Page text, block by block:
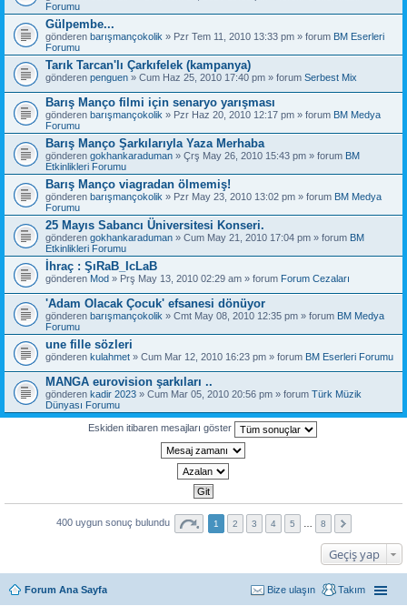
Forumu
Gülpembe...
gönderen barışmançokolik » Pzr Tem 11, 2010 13:33 pm » forum BM Eserleri
Forumu
Tarık Tarcan'lı Çarkıfelek (kampanya)
gönderen penguen » Cum Haz 25, 2010 17:40 pm » forum Serbest Mix
Barış Manço filmi için senaryo yarışması
gönderen barışmançokolik » Pzr Haz 20, 2010 12:17 pm » forum BM Medya
Forumu
Barış Manço Şarkılarıyla Yaza Merhaba
gönderen gokhankaraduman » Çrş May 26, 2010 15:43 pm » forum BM
Etkinlikleri Forumu
Barış Manço viagradan ölmemiş!
gönderen barışmançokolik » Pzr May 23, 2010 13:02 pm » forum BM Medya
Forumu
25 Mayıs Sabancı Üniversitesi Konseri.
gönderen gokhankaraduman » Cum May 21, 2010 17:04 pm » forum BM
Etkinlikleri Forumu
İhraç : ŞıRaB_IcLaB
gönderen Mod » Prş May 13, 2010 02:29 am » forum Forum Cezaları
'Adam Olacak Çocuk' efsanesi dönüyor
gönderen barışmançokolik » Cmt May 08, 2010 12:35 pm » forum BM Medya
Forumu
une fille sözleri
gönderen kulahmet » Cum Mar 12, 2010 16:23 pm » forum BM Eserleri Forumu
MANGA eurovision şarkıları ..
gönderen kadir 2023 » Cum Mar 05, 2010 20:56 pm » forum Türk Müzik
Dünyası Forumu
Eskiden itibaren mesajları göster
400 uygun sonuç bulundu 1 2 3 4 5 8
Geçiş yap
Forum Ana Sayfa Takım
Bize ulaşın